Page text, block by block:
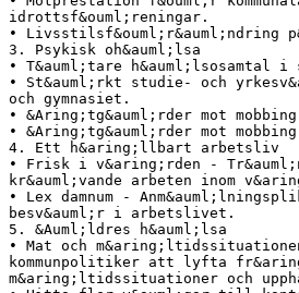
idrottsf&ouml;reningar.
• Livsstilsf&ouml;r&auml;ndring
3. Psykisk oh&auml;lsa
• T&auml;tare
• St&auml;rkt studie- och
och gymnasiet.
• &Aring;tg&auml;rder mot
• &Aring;tg&auml;rder mot
4. Ett h&aring;llbart arbetsliv
• Frisk i v&aring;rden -
kr&auml;vande arbeten inom
• Lex damnum -
besv&auml;r i arbetslivet.
5. &Auml;ldres h&auml;lsa
• Mat och
kommunpolitiker att lyfta
m&aring;ltidssituationer och